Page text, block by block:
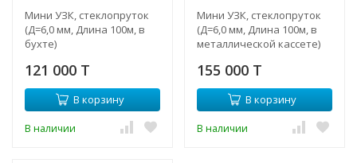
Мини УЗК, стеклопруток
(Д=6,0 мм, Длина 100м, в
бухте)
121 000 T
В корзину
В наличии
Мини УЗК, стеклопруток
(Д=6,0 мм, Длина 100м, в
металлической кассете)
155 000 T
В корзину
В наличии